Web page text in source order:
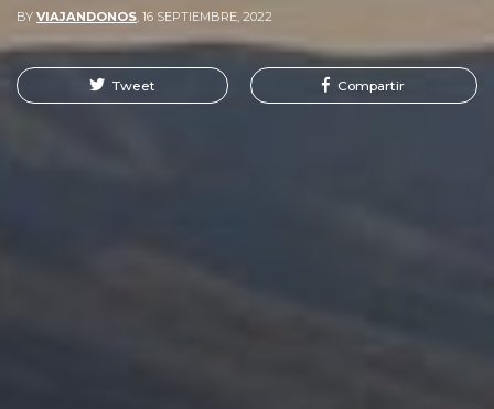
BY VIAJANDONOS, 16 SEPTIEMBRE, 2022
Tweet Compartir